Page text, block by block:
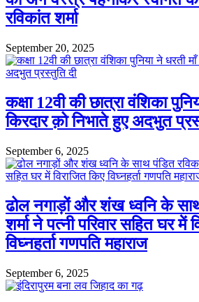
रविकांत शर्मा
September 20, 2025
कक्षा 12वी की छात्रा वंशिका
किरदार क़ो निभाते हुए अदभुत
September 6, 2025
ढोल नगाड़ों और शंख ध्वनि के
शर्मा ने पत्नी परिवार सहित घर में
विघ्नहर्ता गणपति महाराज
September 6, 2025